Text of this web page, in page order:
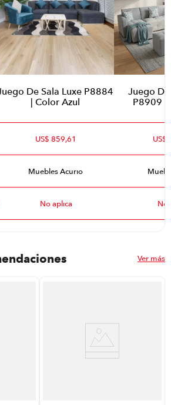
De Sala Luxe P8884
| Color Azul
Juego
P8909 |
US$ 859,61 US$
Muebles Acurio
No aplica No
Ver más